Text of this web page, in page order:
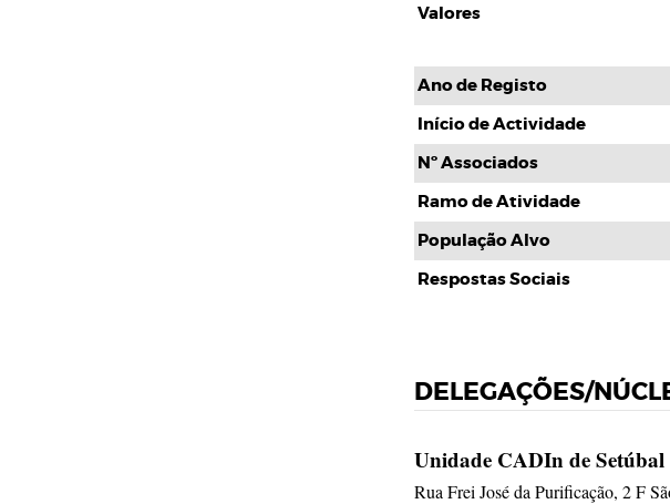
Valores
Ano de Registo
Início de Actividade
Nº Associados
Ramo de Atividade
População Alvo
Respostas Sociais
DELEGAÇÕES/
Unidade CADIn de Setúbal
Rua Frei José da Purificação, 2 F